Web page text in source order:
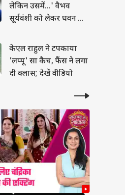
लेकिन उसमें...' वैभव
सूर्यवंशी को लेकर धवन की
केएल राहुल ने टपकाया
'लप्पू' सा कैच, फैंस ने लगा
दी क्लास; देखें वीडियो